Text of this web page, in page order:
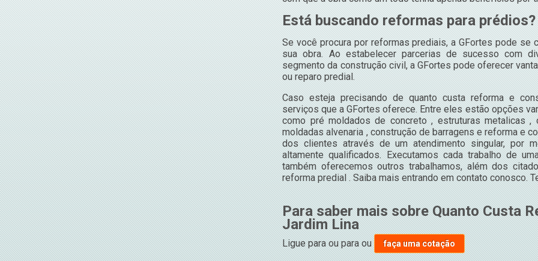
Está buscando reformas para prédios?
Se você procura por reformas prediais, a GFortes pode se
sua obra. Ao estabelecer parcerias de sucesso com
segmento da construção civil, a GFortes pode oferecer
ou reparo predial.
Caso esteja precisando de quanto custa reforma e
serviços que a GFortes oferece. Entre eles estão opções
como pré moldados de concreto , estruturas metalicas
moldadas alvenaria , construção de barragens e reforma e
dos clientes através de um atendimento singular, por
altamente qualificados. Executamos cada trabalho de
também oferecemos outros trabalhamos, além dos
reforma predial . Saiba mais entrando em contato conosco.
Para saber mais sobre Quanto Custa
Jardim Lina
Ligue paraou paraou faça uma cotação